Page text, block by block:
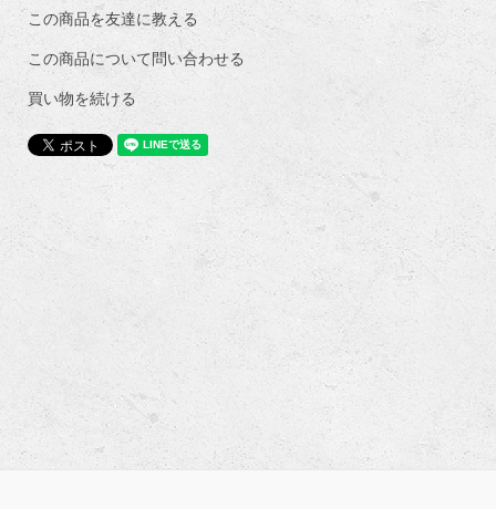
この商品を友達に教える
この商品について問い合わせる
買い物を続ける